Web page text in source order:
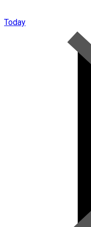
Today